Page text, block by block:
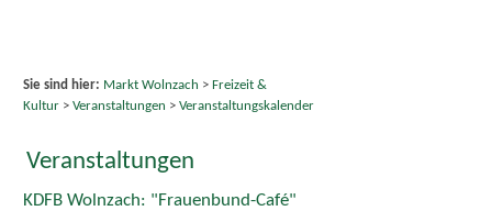
Sie sind hier: Markt Wolnzach > Freizeit &
Kultur> Veranstaltungen > Veranstaltungskalender
Veranstaltungen
KDFB Wolnzach: "Frauenbund-Café"